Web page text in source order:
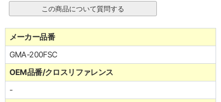
メーカー品番
GMA-200FSC
OEM品番/クロスリファレンス
-